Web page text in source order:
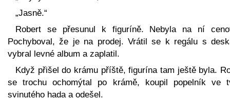
„Jasně.“
Robert se přesunul k figuríně. Nebyla na ní
Pochyboval, že je na prodej. Vrátil se k regálu s
vybral levné album a zaplatil.
Když přišel do krámu příště, figurína tam ještě byla.
se trochu ochomýtal po krámě, koupil popelník ve
svinutého hada a odešel.